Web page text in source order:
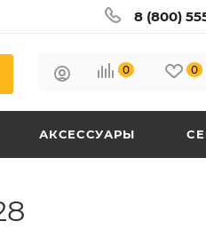
8 (800)
0 0
АКСЕССУАРЫ